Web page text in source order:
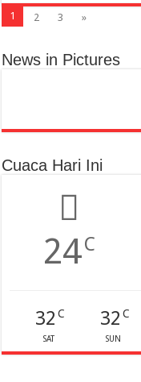
1 2 3 »
News in Pictures
Cuaca Hari Ini
24C
32 C
SAT
32 C
SUN